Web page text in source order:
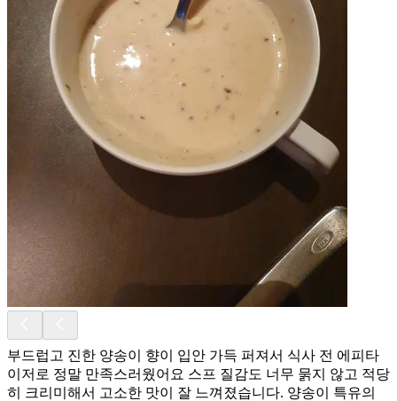
부드럽고 진한 양송이 향이 입안 가득 퍼져서 식사 전 에피타
이저로 정말 만족스러웠어요 스프 질감도 너무 묽지 않고 적당
히 크리미해서 고소한 맛이 잘 느껴졌습니다. 양송이 특유의